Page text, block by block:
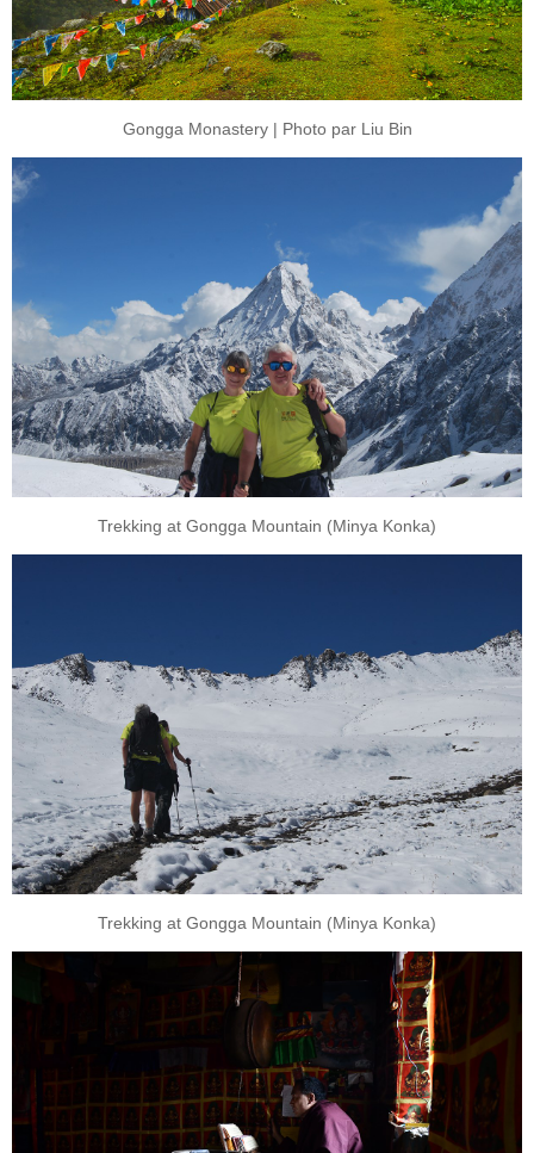
Gongga Monastery | Photo par Liu Bin
Trekking at Gongga Mountain (Minya Konka)
Trekking at Gongga Mountain (Minya Konka)